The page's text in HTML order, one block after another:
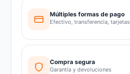
Múltiples formas de pago
Efectivo, transferencia, tarjetas
Compra segura
Garantía y devoluciones